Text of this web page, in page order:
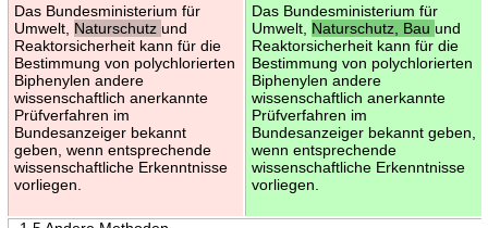
Das Bundesministerium für
Umwelt, Naturschutz und
Reaktorsicherheit kann für die
Bestimmung von polychlorierten
Biphenylen andere
wissenschaftlich anerkannte
Prüfverfahren im
Bundesanzeiger bekannt
geben, wenn entsprechende
wissenschaftliche Erkenntnisse
vorliegen.
Das Bundesministerium für
Umwelt, Naturschutz, Bau und
Reaktorsicherheit kann für die
Bestimmung von polychlorierten
Biphenylen andere
wissenschaftlich anerkannte
Prüfverfahren im
Bundesanzeiger bekannt geben,
wenn entsprechende
wissenschaftliche Erkenntnisse
vorliegen.